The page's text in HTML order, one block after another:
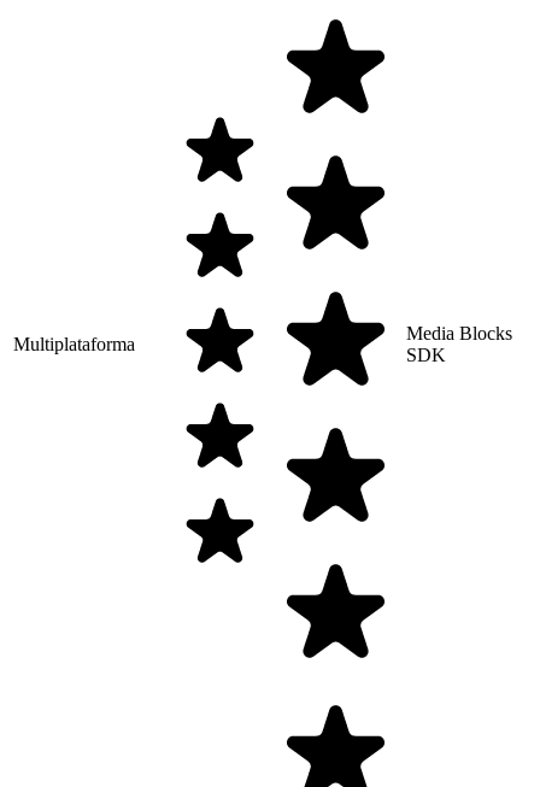
Multiplataforma
Media Blocks
SDK